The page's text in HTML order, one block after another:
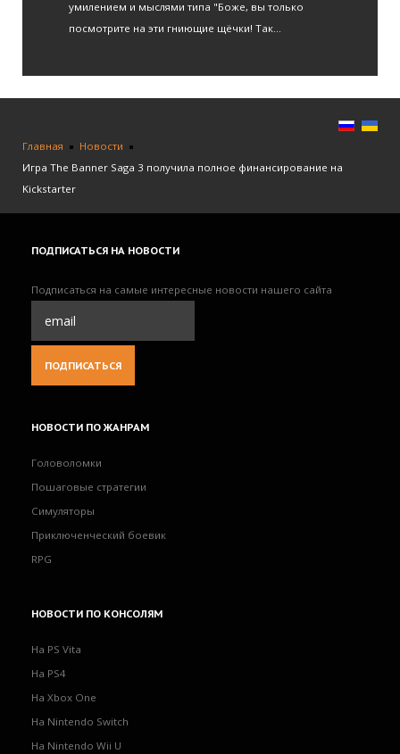
умилением и мыслями типа "Боже, вы только
посмотрите на эти гниющие щёчки! Так...
Главная
Новости
Игра The Banner Saga 3 получила полное финансирование на
Kickstarter
ПОДПИСАТЬСЯ НА НОВОСТИ
Подписаться на самые интересные новости нашего сайта
НОВОСТИ ПО ЖАНРАМ
Головоломки
Пошаговые стратегии
Симуляторы
Приключенческий боевик
RPG
НОВОСТИ ПО КОНСОЛЯМ
На PS Vita
На PS4
На Xbox One
На Nintendo Switch
На Nintendo Wii U